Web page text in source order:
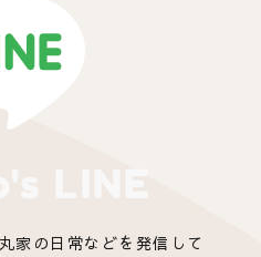
家の日常などを発信して